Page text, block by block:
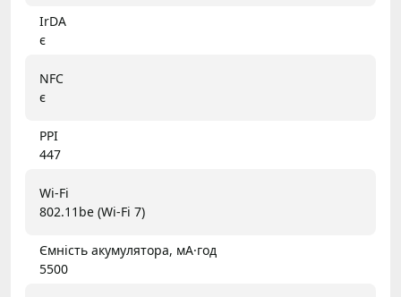
IrDA
є
NFC
є
PPI
447
Wi-Fi
802.11be (Wi-Fi 7)
Ємність акумулятора, мА·год
5500